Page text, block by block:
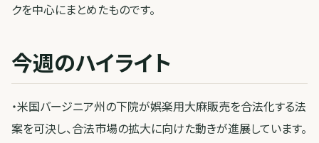
クを中心にまとめたものです。
今週のハイライト
・米国バージニア州の下院が娯楽用大麻販売を合法化する法
案を可決し、合法市場の拡大に向けた動きが進展しています。